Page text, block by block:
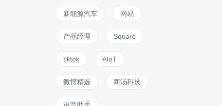
新能源汽车 网易
产品经理 Square
tiktok AIoT
微博精选 商汤科技